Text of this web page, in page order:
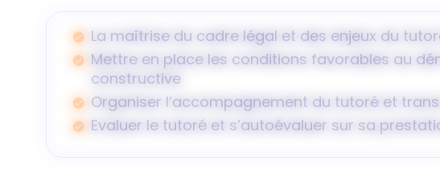
La maîtrise du cadre légal et des enjeux du
Mettre en place les conditions favorables au
constructive
Organiser l’accompagnement du tutoré et
Evaluer le tutoré et s’autoévaluer sur sa